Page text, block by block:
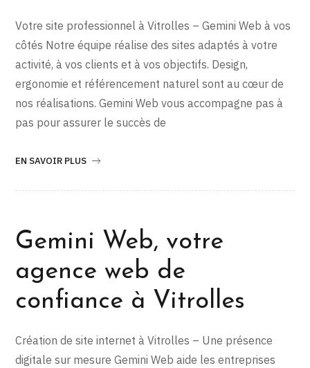
Votre site professionnel à Vitrolles – Gemini Web à vos
côtés Notre équipe réalise des sites adaptés à votre
activité, à vos clients et à vos objectifs. Design,
ergonomie et référencement naturel sont au cœur de
nos réalisations. Gemini Web vous accompagne pas à
pas pour assurer le succès de
EN SAVOIR PLUS
Gemini Web, votre
agence web de
confiance à Vitrolles
Création de site internet à Vitrolles – Une présence
digitale sur mesure Gemini Web aide les entreprises